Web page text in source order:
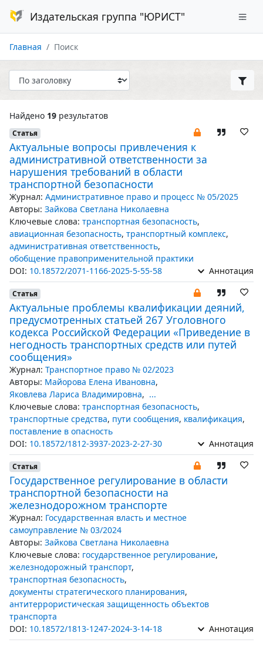
Издательская группа "ЮРИСТ"
Главная Поиск
Найдено 19 результатов
Статья
Актуальные вопросы привлечения к
административной ответственности за
нарушения требований в области
транспортной безопасности
Журнал: Административное право и процесс № 05/2025
Авторы: Зайкова Светлана Николаевна
Ключевые слова: транспортная безопасность,
авиационная безопасность, транспортный комплекс,
административная ответственность,
обобщение правоприменительной практики
DOI: 10.18572/2071-1166-2025-5-55-58 Аннотация
Статья
Актуальные проблемы квалификации деяний,
предусмотренных статьей 267 Уголовного
кодекса Российской Федерации «Приведение в
негодность транспортных средств или путей
сообщения»
Журнал: Транспортное право № 02/2023
Авторы: Майорова Елена Ивановна,
Яковлева Лариса Владимировна, ...
Ключевые слова: транспортная безопасность,
транспортные средства, пути сообщения, квалификация,
поставление в опасность
DOI: 10.18572/1812-3937-2023-2-27-30 Аннотация
Статья
Государственное регулирование в области
транспортной безопасности на
железнодорожном транспорте
Журнал: Государственная власть и местное
самоуправление № 03/2024
Авторы: Зайкова Светлана Николаевна
Ключевые слова: государственное регулирование,
железнодорожный транспорт,
транспортная безопасность,
документы стратегического планирования,
антитеррористическая защищенность объектов
транспорта
DOI: 10.18572/1813-1247-2024-3-14-18 Аннотация